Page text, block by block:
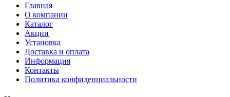
Главная
О компании
Каталог
Акции
Установка
Доставка и оплата
Информация
Контакты
Политика конфиденциальности